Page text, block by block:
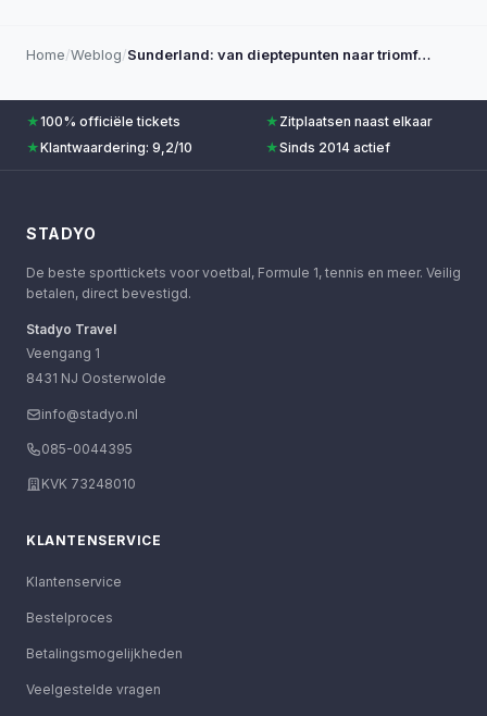
Home/Weblog/Sunderland: van dieptepunten naar triomf…
★100% officiële tickets ★ Zitplaatsen naast elkaar
★Klantwaardering: 9,2/10 ★Sinds 2014 actief
STADYO
De beste sporttickets voor voetbal, Formule 1, tennis en meer. Veilig
betalen, direct bevestigd.
Stadyo Travel
Veengang 1
8431 NJ Oosterwolde
info@stadyo.nl
085-0044395
KVK 73248010
KLANTENSERVICE
Klantenservice
Bestelproces
Betalingsmogelijkheden
Veelgestelde vragen